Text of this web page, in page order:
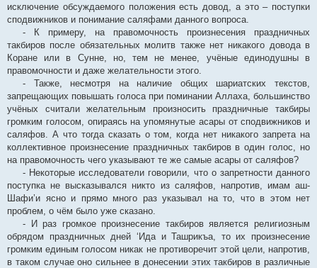
исключение обсуждаемого положения есть довод, а это – поступки
сподвижников и понимание саляфами данного вопроса.
- К примеру, на правомочность произнесения праздничных
такбиров после обязательных молитв также нет никакого довода в
Коране или в Сунне, но, тем не менее, учёные единодушны в
правомочности и даже желательности этого.
- Также, несмотря на наличие общих шариатских текстов,
запрещающих повышать голоса при поминании Аллаха, большинство
учёных считали желательным произносить праздничные такбиры
громким голосом, опираясь на упомянутые асары от сподвижников и
саляфов. А что тогда сказать о том, когда нет никакого запрета на
коллективное произнесение праздничных такбиров в один голос, но
на правомочность чего указывают те же самые асары от саляфов?
- Некоторые исследователи говорили, что о запретности данного
поступка не высказывался никто из саляфов, напротив, имам аш-
Шафи’и ясно и прямо много раз указывал на то, что в этом нет
проблем, о чём было уже сказано.
- И раз громкое произнесение такбиров является религиозным
обрядом праздничных дней ‘Ида и Ташрикъа, то их произнесение
громким единым голосом никак не противоречит этой цели, напротив,
в таком случае оно сильнее в донесении этих такбиров в различные